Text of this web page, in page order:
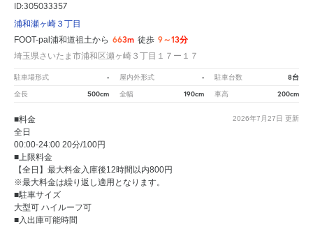
ID:305033357
浦和瀬ヶ崎３丁目
FOOT-pal浦和道祖土から 663m 徒歩 9～13分
埼玉県さいたま市浦和区瀬ヶ崎３丁目１７ー１７
駐車場形式 - 屋内外形式 - 駐車台数 8台
全長 500cm 全幅 190cm 車高 200cm
2026年7月27日 更新
■料金
全日
00:00-24:00 20分/100円
■上限料金
【全日】最大料金入庫後12時間以内800円
※最大料金は繰り返し適用となります。
■駐車サイズ
大型可 ハイルーフ可
■入出庫可能時間